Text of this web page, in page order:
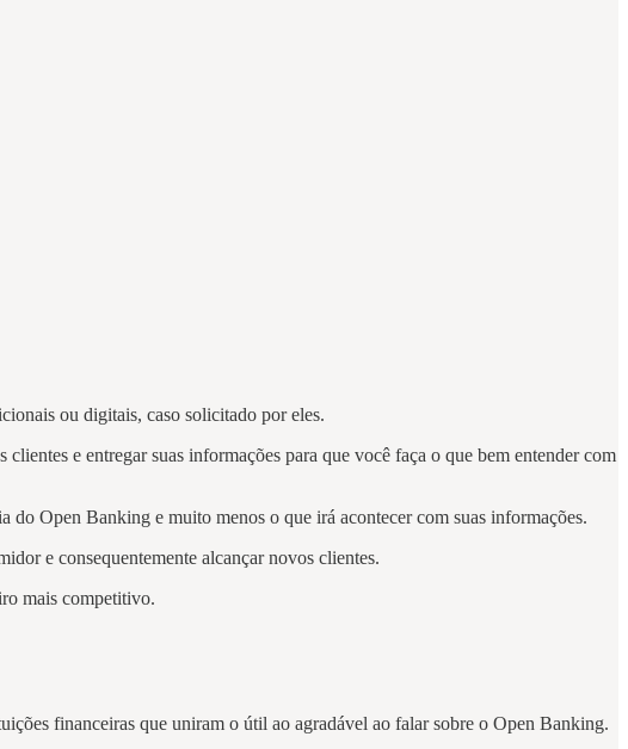
ou digitais, caso solicitado por eles.
e entregar suas informações para que você faça o que bem entender com
do Open Banking e muito menos o que irá acontecer com suas informações.
e consequentemente alcançar novos clientes.
mais competitivo.
financeiras que uniram o útil ao agradável ao falar sobre o Open Banking.